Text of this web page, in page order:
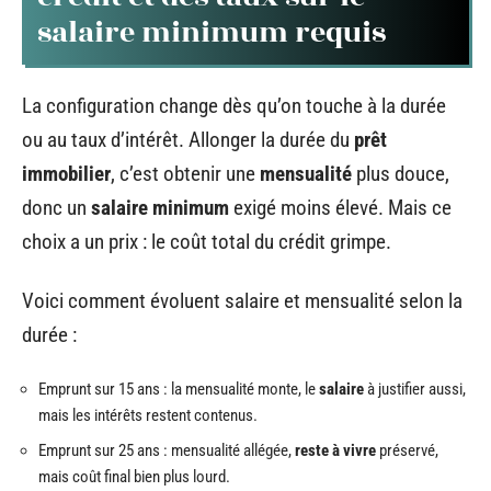
salaire minimum requis
La configuration change dès qu’on touche à la durée
ou au taux d’intérêt. Allonger la durée du prêt
immobilier, c’est obtenir une mensualité plus douce,
donc un salaire minimum exigé moins élevé. Mais ce
choix a un prix : le coût total du crédit grimpe.
Voici comment évoluent salaire et mensualité selon la
durée :
Emprunt sur 15 ans : la mensualité monte, lesalaireà justifier aussi,
mais les intérêts restent contenus.
Emprunt sur 25 ans : mensualité allégée,reste à vivre préservé,
mais coût final bien plus lourd.